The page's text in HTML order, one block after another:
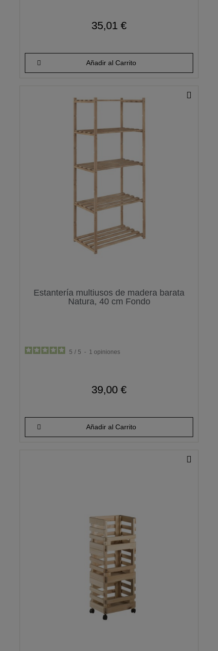
35,01 €
Añadir al Carrito
Estantería multiusos de madera barata
Natura, 40 cm Fondo
5 / 5 - 1 opiniones
39,00 €
Añadir al Carrito